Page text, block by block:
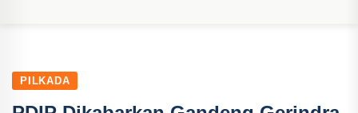
PILKADA